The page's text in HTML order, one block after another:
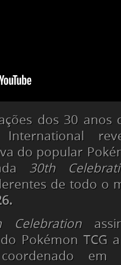
dos 30 anos
International
do popular
30th
de todo o
Celebration
Pokémon TCG
em